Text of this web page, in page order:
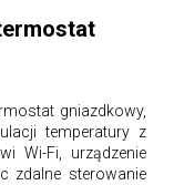
gniazdkowy,
temperatury z
Wi-Fi, urządzenie
zdalne sterowanie